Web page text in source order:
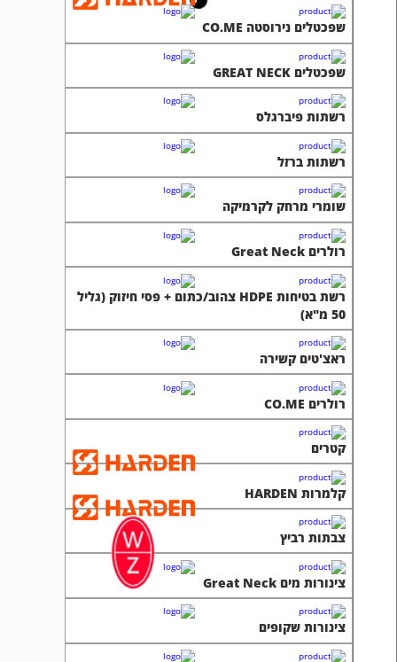
שפכטלים נירוסטה CO.ME
שפכטלים GREAT NECK
רשתות פיברגלס
רשתות ברזל
שומרי מרחק לקרמיקה
רולרים Great Neck
רשת בטיחות HDPE צהוב/כתום + פסי חיזוק (גליל
50 מ"א)
ראצ'טים קשירה
רולרים CO.ME
קטרים
קלמרות HARDEN
צבתות רביץ
צינורות מים Great Neck
צינורות שקופים